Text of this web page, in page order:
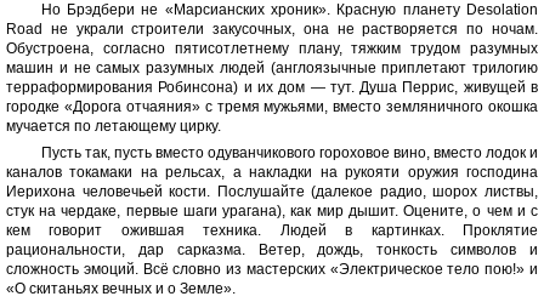
Но Брэдбери не «Марсианских хроник». Красную планету Desolation
Road не украли строители закусочных, она не растворяется по ночам.
Обустроена, согласно пятисотлетнему плану, тяжким трудом разумных
машин и не самых разумных людей (англоязычные приплетают трилогию
терраформирования Робинсона) и их дом — тут. Душа Перрис, живущей в
городке «Дорога отчаяния» с тремя мужьями, вместо земляничного окошка
мучается по летающему цирку.
Пусть так, пусть вместо одуванчикового гороховое вино, вместо лодок и
каналов токамаки на рельсах, а накладки на рукояти оружия господина
Иерихона человечьей кости. Послушайте (далекое радио, шорох листвы,
стук на чердаке, первые шаги урагана), как мир дышит. Оцените, о чем и с
кем говорит ожившая техника. Людей в картинках. Проклятие
рациональности, дар сарказма. Ветер, дождь, тонкость символов и
сложность эмоций. Всё словно из мастерских «Электрическое тело пою!» и
«О скитаньях вечных и о Земле».